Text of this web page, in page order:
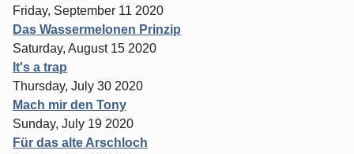
Friday, September 11 2020
Das Wassermelonen Prinzip
Saturday, August 15 2020
It's a trap
Thursday, July 30 2020
Mach mir den Tony
Sunday, July 19 2020
Für das alte Arschloch